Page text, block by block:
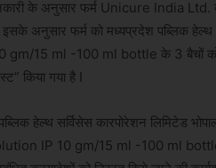
के अनुसार फर्म Unicure India Ltd.
अनुसार फर्म को मध्यप्रदेश पब्लिक हेल्थ
15 ml -100 ml bottle के 3 बैचों को
किया गया है I
हेल्थ सर्विसेस कारपोरेशन लिमिटेड
IP 10 gm/15 ml -100 ml